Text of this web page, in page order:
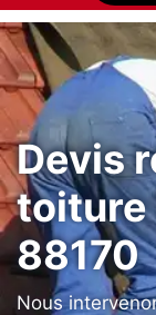
Devis
toiture
88170
Nous